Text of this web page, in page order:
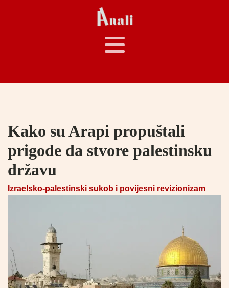
Kako su Arapi propuštali
prigode da stvore palestinsku
državu
Izraelsko-palestinski sukob i povijesni revizionizam